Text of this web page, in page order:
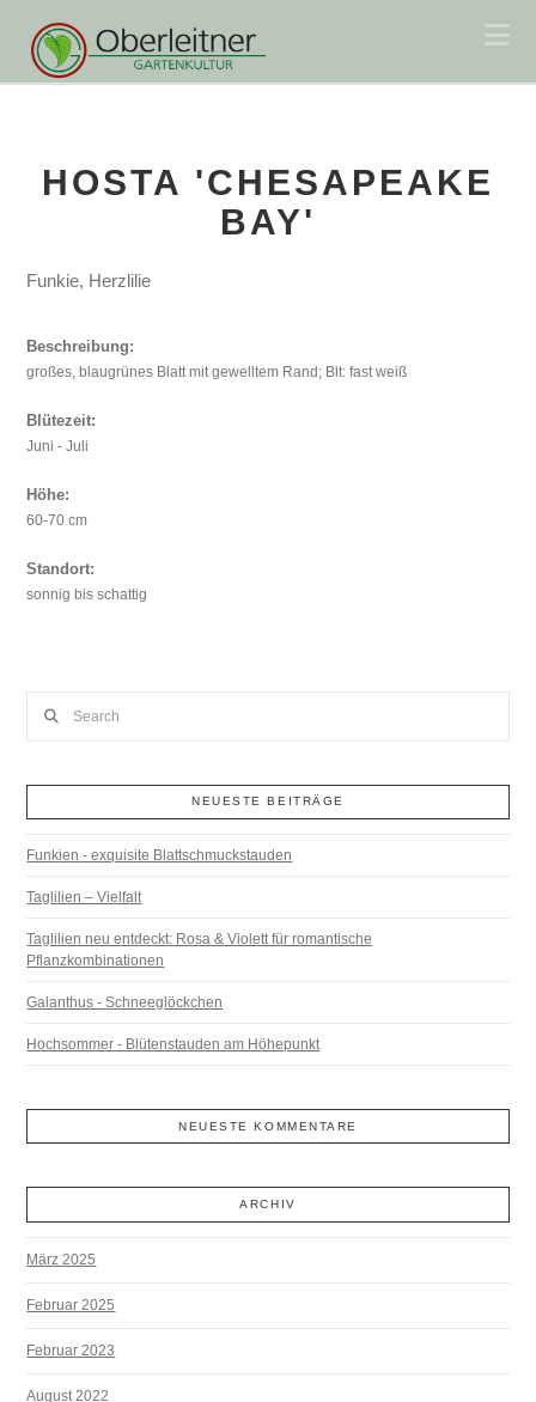
HOSTA 'CHESAPEAKE
BAY'
Funkie, Herzlilie
Beschreibung:
großes, blaugrünes Blatt mit gewelltem Rand; Blt: fast weiß
Blütezeit:
Juni - Juli
Höhe:
60-70 cm
Standort:
sonnig bis schattig
NEUESTE BEITRÄGE
Funkien - exquisite Blattschmuckstauden
Taglilien – Vielfalt
Taglilien neu entdeckt: Rosa & Violett für romantische
Pflanzkombinationen
Galanthus - Schneeglöckchen
Hochsommer - Blütenstauden am Höhepunkt
NEUESTE KOMMENTARE
ARCHIV
März 2025
Februar 2025
Februar 2023
August 2022